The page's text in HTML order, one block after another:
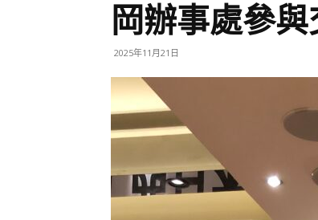
岡辦事處參
2025年11月21日